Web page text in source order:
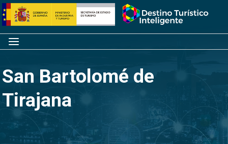
Saltar
al
contenido
Inicio
Menú
San Bartolomé de
Tirajana